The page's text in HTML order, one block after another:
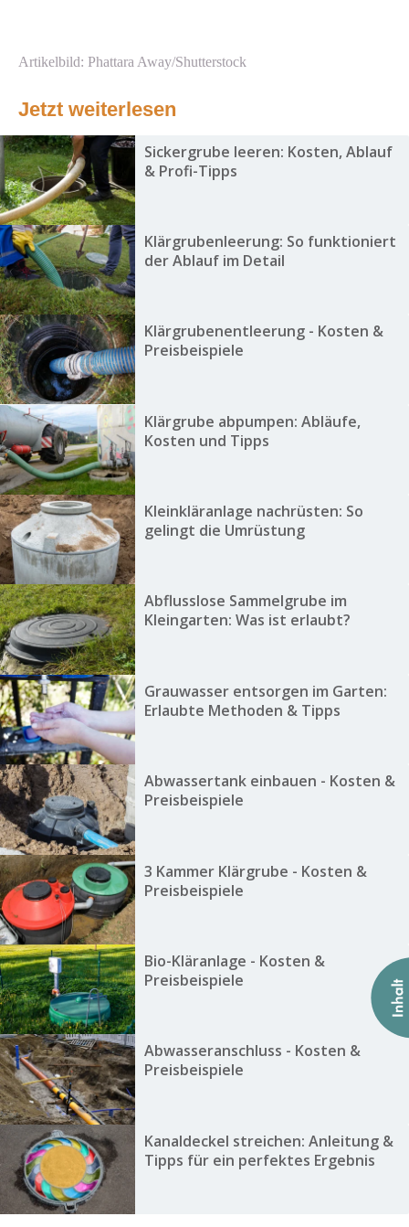
Artikelbild: Phattara Away/Shutterstock
Jetzt weiterlesen
Sickergrube leeren: Kosten, Ablauf
& Profi-Tipps
Klärgrubenleerung: So funktioniert
der Ablauf im Detail
Klärgrubenentleerung - Kosten &
Preisbeispiele
Klärgrube abpumpen: Abläufe,
Kosten und Tipps
Kleinkläranlage nachrüsten: So
gelingt die Umrüstung
Abflusslose Sammelgrube im
Kleingarten: Was ist erlaubt?
Grauwasser entsorgen im Garten:
Erlaubte Methoden & Tipps
Abwassertank einbauen - Kosten &
Preisbeispiele
3 Kammer Klärgrube - Kosten &
Preisbeispiele
Bio-Kläranlage - Kosten &
Preisbeispiele
Abwasseranschluss - Kosten &
Preisbeispiele
Kanaldeckel streichen: Anleitung &
Tipps für ein perfektes Ergebnis